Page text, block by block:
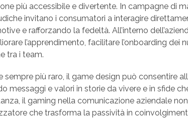
più accessibile e divertente. In campagne di
invitano i consumatori a interagire
e rafforzando la fedeltà. All’interno
l’apprendimento, facilitare l’onboarding dei
tra i team.
sempre più raro, il game design può consentire
messaggi e valori in storie da vivere e in sfide
il gaming nella comunicazione aziendale
che trasforma la passività in